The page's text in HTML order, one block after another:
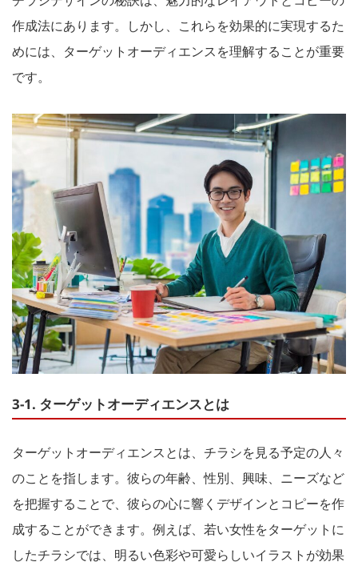
作成法にあります。しかし、これらを効果的に実現するた
めには、ターゲットオーディエンスを理解することが重要
です。
3-1. ターゲットオーディエンスとは
ターゲットオーディエンスとは、チラシを見る予定の人々
のことを指します。彼らの年齢、性別、興味、ニーズなど
を把握することで、彼らの心に響くデザインとコピーを作
成することができます。例えば、若い女性をターゲットに
したチラシでは、明るい色彩や可愛らしいイラストが効果